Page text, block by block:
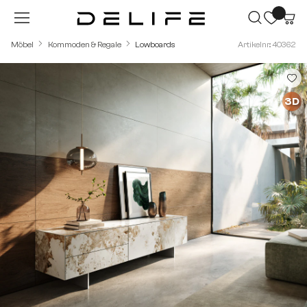
Zum Hauptinhalt springen
Möbel Kommoden & Regale Lowboards Artikelnr.: 40362
Bildergalerie überspringen
3D